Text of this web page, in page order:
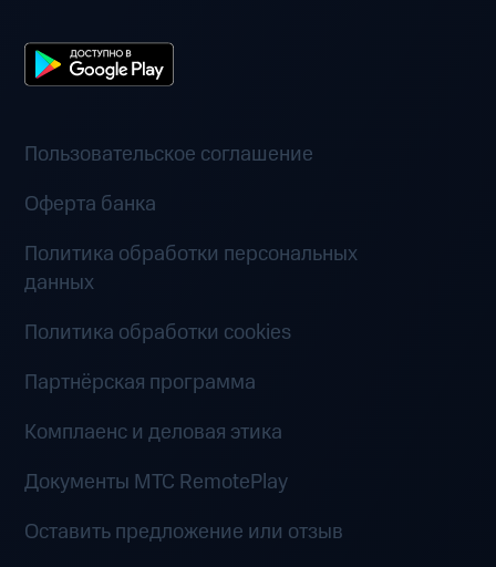
Пользовательское соглашение
Оферта банка
Политика обработки персональных
данных
Политика обработки cookies
Партнёрская программа
Комплаенс и деловая этика
Документы MTC RemotePlay
Оставить предложение или отзыв